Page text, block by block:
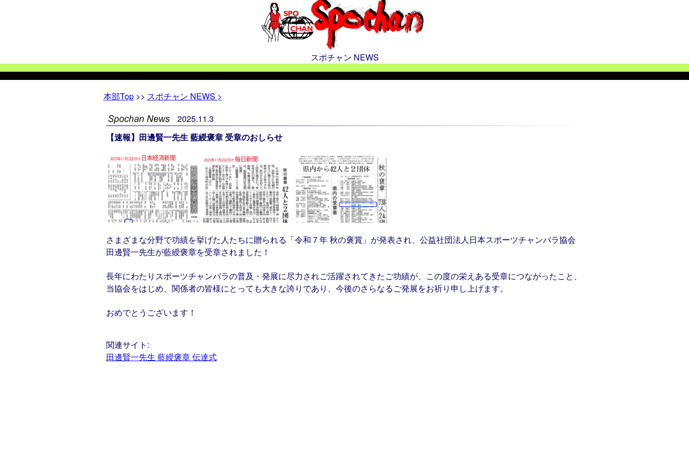
スポチャン NEWS
本部Top>> スポチャン NEWS >
2025.11.3
【速報】田邊賢一先生 藍綬褒章 受章のおしらせ
さまざまな分野で功績を挙げた人たちに贈られる「令和７年 秋の褒賞」が発表され、公益社団法人日本スポーツチャンバラ協会
田邊賢一先生が藍綬褒章を受章されました！
長年にわたりスポーツチャンバラの普及・発展に尽力されご活躍されてきたご功績が、この度の栄えある受章につながったこと、
当協会をはじめ、関係者の皆様にとっても大きな誇りであり、今後のさらなるご発展をお祈り申し上げます。
おめでとうございます！
関連サイト:
田邊賢一先生 藍綬褒章 伝達式